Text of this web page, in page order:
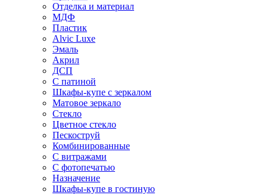
Отделка и материал
МДФ
Пластик
Alvic Luxe
Эмаль
Акрил
ДСП
С патиной
Шкафы-купе с зеркалом
Матовое зеркало
Стекло
Цветное стекло
Пескоструй
Комбинированные
С витражами
С фотопечатью
Назначение
Шкафы-купе в гостиную